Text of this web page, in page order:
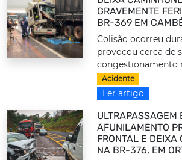
GRAVEMENTE
BR-369 EM
Colisão ocorreu
provocou cerca de
congestionamento
Acidente
Ler artigo
ULTRAPASSAGEM
AFUNILAMENTO
FRONTAL E DEIXA
NA BR-376, EM